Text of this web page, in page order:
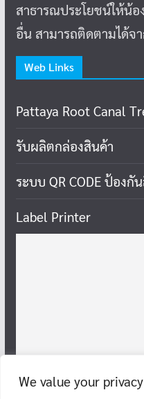
We value your privacy
สาธารณประโยชน์ให้น้อ
อื่น สามารถติดตามได้จ
Web Links
Pattaya Root Canal
รับผลิตกล่องสินค้า
ระบบ QR CODE ป้องกั
Label Printer